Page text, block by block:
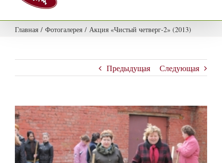
Главная / Фотогалерея / Акция «Чистый четверг-2» (2013)
Предыдущая Следующая